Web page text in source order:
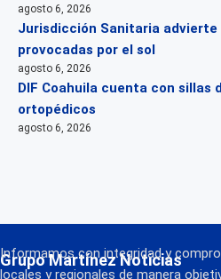
agosto 6, 2026
Jurisdicción Sanitaria advierte
provocadas por el sol
agosto 6, 2026
DIF Coahuila cuenta con sillas
ortopédicos
agosto 6, 2026
Grupo Martínez Noticias
Informamos con integridad y
locales y regionales de manera